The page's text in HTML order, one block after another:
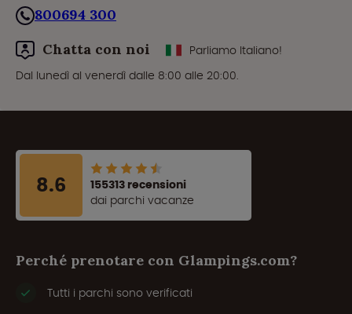
800694 300
Chatta con noi
Parliamo Italiano!
Dal lunedì al venerdì dalle 8:00 alle 20:00.
8.6
155313 recensioni
dai parchi vacanze
Perché prenotare con Glampings.com?
Tutti i parchi sono verificati